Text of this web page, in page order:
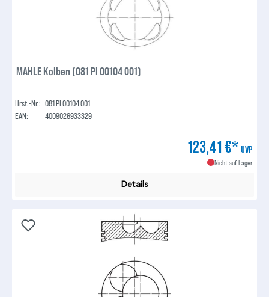
MAHLE Kolben (081 PI 00104 001)
Hrst.-Nr.: 081 PI 00104 001
EAN:
4009026933329
123,41 €* UVP
Nicht auf Lager
Details